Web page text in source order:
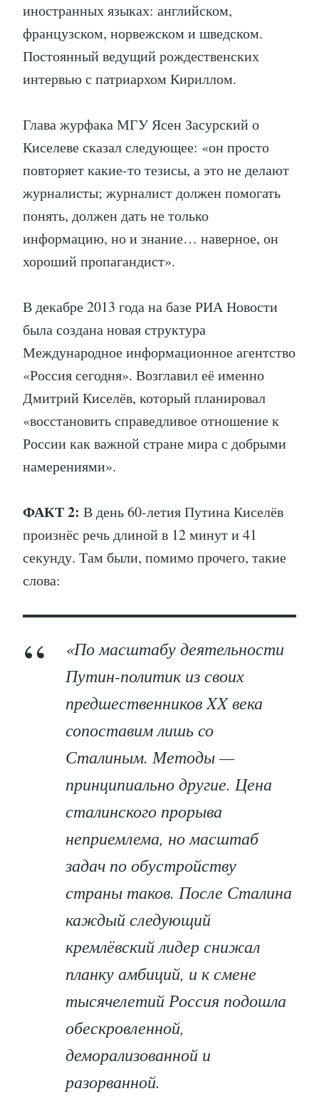
иностранных языках: английском,
французском, норвежском и шведском.
Постоянный ведущий рождественских
интервью с патриархом Кириллом.
Глава журфака МГУ Ясен Засурский о
Киселеве сказал следующее: «он просто
повторяет какие-то тезисы, а это не делают
журналисты; журналист должен помогать
понять, должен дать не только
информацию, но и знание… наверное, он
хороший пропагандист».
В декабре 2013 года на базе РИА Новости
была создана новая структура
Международное информационное агентство
«Россия сегодня». Возглавил её именно
Дмитрий Киселёв, который планировал
«восстановить справедливое отношение к
России как важной стране мира с добрыми
намерениями».
ФАКТ 2: В день 60-летия Путина Киселёв
произнёс речь длиной в 12 минут и 41
секунду. Там были, помимо прочего, такие
слова:
«По масштабу деятельности
Путин-политик из своих
предшественников XX века
сопоставим лишь со
Сталиным. Методы —
принципиально другие. Цена
сталинского прорыва
неприемлема, но масштаб
задач по обустройству
страны таков. После Сталина
каждый следующий
кремлёвский лидер снижал
планку амбиций, и к смене
тысячелетий Россия подошла
обескровленной,
деморализованной и
разорванной.